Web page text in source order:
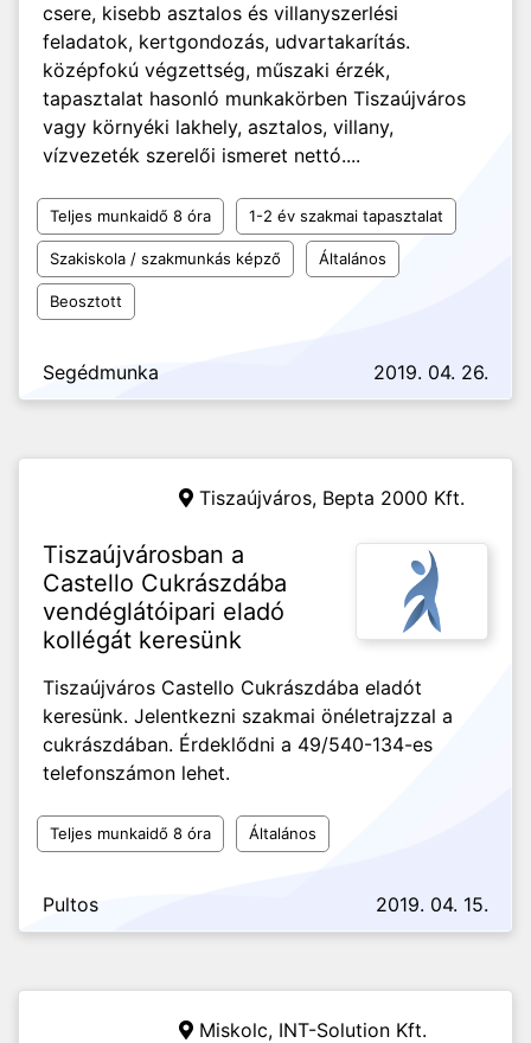
csere, kisebb asztalos és villanyszerlési
feladatok, kertgondozás, udvartakarítás.
középfokú végzettség, műszaki érzék,
tapasztalat hasonló munkakörben Tiszaújváros
vagy környéki lakhely, asztalos, villany,
vízvezeték szerelői ismeret nettó....
Teljes munkaidő 8 óra 1-2 év szakmai tapasztalat
Szakiskola / szakmunkás képző Általános
Beosztott
Segédmunka 2019. 04. 26.
Tiszaújváros, Bepta 2000 Kft.
Tiszaújvárosban a
Castello Cukrászdába
vendéglátóipari eladó
kollégát keresünk
Tiszaújváros Castello Cukrászdába eladót
keresünk. Jelentkezni szakmai önéletrajzzal a
cukrászdában. Érdeklődni a 49/540-134-es
telefonszámon lehet.
Teljes munkaidő 8 óra Általános
Pultos 2019. 04. 15.
Miskolc, INT-Solution Kft.